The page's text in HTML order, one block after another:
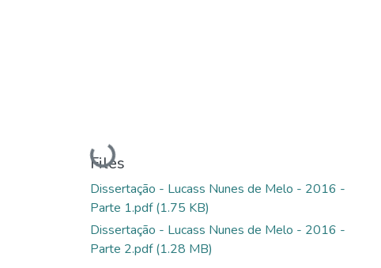
Loading...
Files
Dissertação - Lucass Nunes de Melo - 2016 -
Parte 1.pdf(1.75 KB)
Dissertação - Lucass Nunes de Melo - 2016 -
Parte 2.pdf(1.28 MB)